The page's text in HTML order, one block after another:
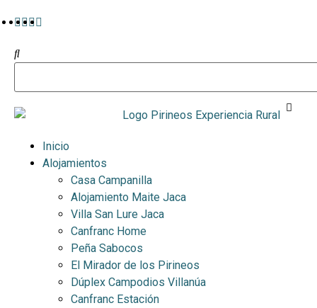
Inicio
Alojamientos
Casa Campanilla
Alojamiento Maite Jaca
Villa San Lure Jaca
Canfranc Home
Peña Sabocos
El Mirador de los Pirineos
Dúplex Campodios Villanúa
Canfranc Estación